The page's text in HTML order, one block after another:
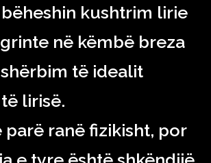
kushtrim lirie
në këmbë breza
të idealit
lirisë.
parë ranë fizikisht, por